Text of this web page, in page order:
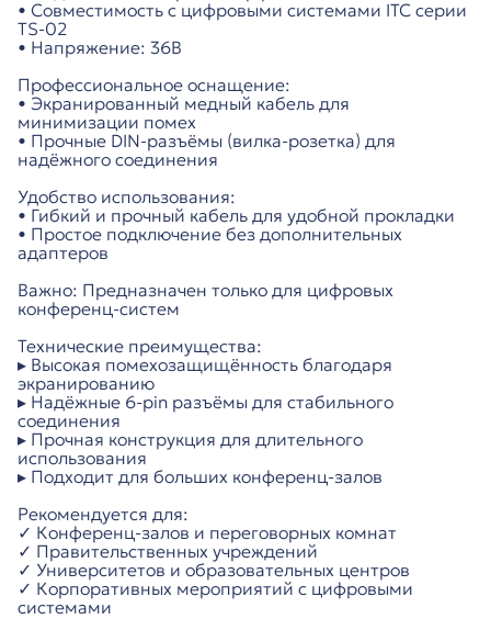
• Совместимость с цифровыми системами ITC серии
TS-02
• Напряжение: 36В
Профессиональное оснащение:
• Экранированный медный кабель для
минимизации помех
• Прочные DIN-разъёмы (вилка-розетка) для
надёжного соединения
Удобство использования:
• Гибкий и прочный кабель для удобной прокладки
• Простое подключение без дополнительных
адаптеров
Важно: Предназначен только для цифровых
конференц-систем
Технические преимущества:
▸ Высокая помехозащищённость благодаря
экранированию
▸ Надёжные 6-pin разъёмы для стабильного
соединения
▸ Прочная конструкция для длительного
использования
▸ Подходит для больших конференц-залов
Рекомендуется для:
✓ Конференц-залов и переговорных комнат
✓ Правительственных учреждений
✓ Университетов и образовательных центров
✓ Корпоративных мероприятий с цифровыми
системами